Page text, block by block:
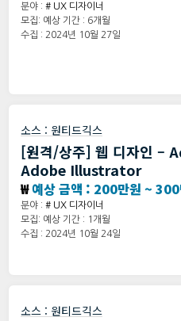
분야 : # UX 디자이너
모집: 예상 기간 : 6개월
수집 : 2024년 10월 27일
소스 : 원티드긱스
[원격/상주] 웹 디자인 –
Adobe Illustrator
₩예상 금액 : 200만원 ~ 300
분야 : # UX 디자이너
모집: 예상 기간 : 1개월
수집 : 2024년 10월 24일
소스 : 원티드긱스